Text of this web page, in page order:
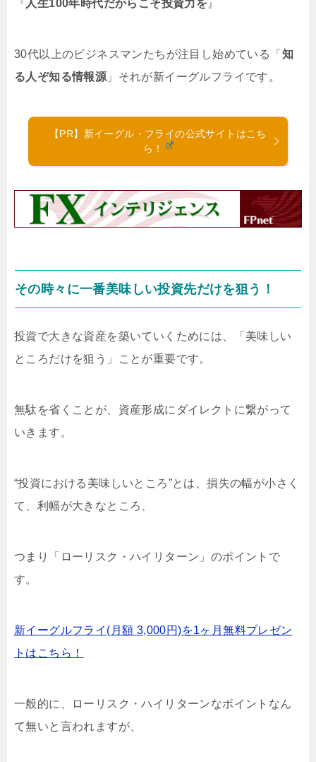
『 人生100年時代だからこそ投資力を 』
30代以上のビジネスマンたちが注目し始めている「 知
る人ぞ知る情報源 」それが新イーグルフライです。
【PR】新イーグル・フライの公式サイトはこち
ら！
その時々に一番美味しい投資先だけを狙う！
投資で大きな資産を築いていくためには、「美味しい
ところだけを狙う」ことが重要です。
無駄を省くことが、資産形成にダイレクトに繋がって
いきます。
“投資における美味しいところ”とは、損失の幅が小さく
て、利幅が大きなところ、
つまり「ローリスク・ハイリターン」のポイントで
す。
新イーグルフライ(月額 3,000円)を1ヶ月無料プレゼン
トはこちら！
一般的に、ローリスク・ハイリターンなポイントなん
て無いと言われますが、